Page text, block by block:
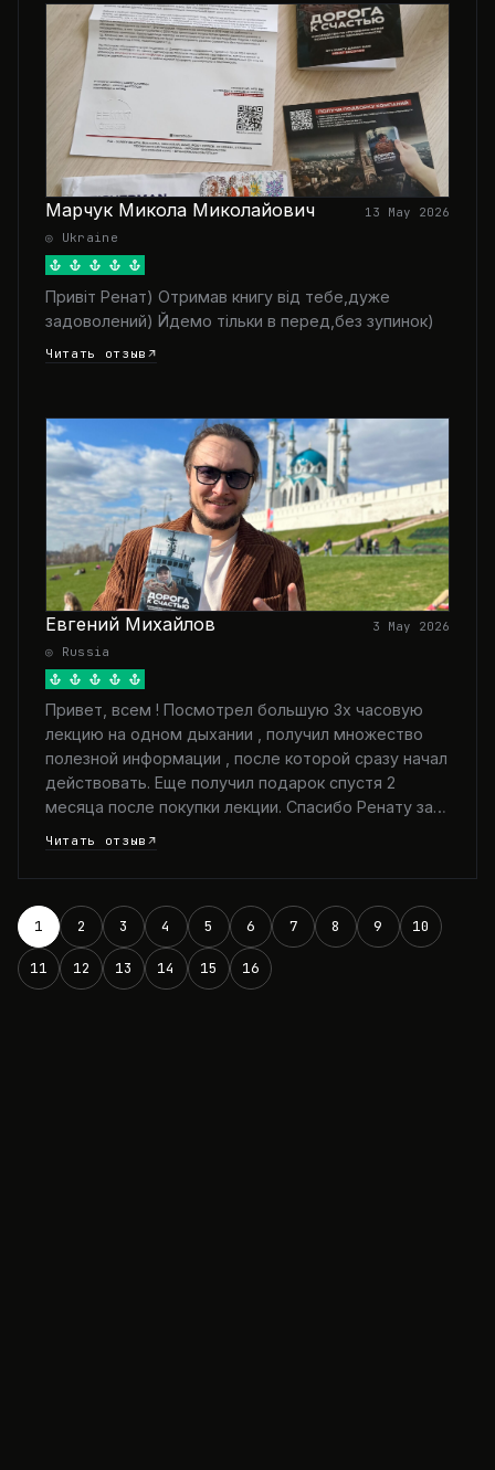
Марчук Микола Миколайович
13 May 2026
◎ Ukraine
Привіт Ренат) Отримав книгу від тебе,дуже
задоволений) Йдемо тільки в перед,без зупинок)
Читать отзыв
Евгений Михайлов
3 May 2026
◎ Russia
Привет, всем ! Посмотрел большую 3х часовую
лекцию на одном дыхании , получил множество
полезной информации , после которой сразу начал
действовать. Еще получил подарок спустя 2
месяца после покупки лекции. Спасибо Ренату за…
Читать отзыв
1 2 3 4 5 6 7 8 9 10
11 12 13 14 15 16